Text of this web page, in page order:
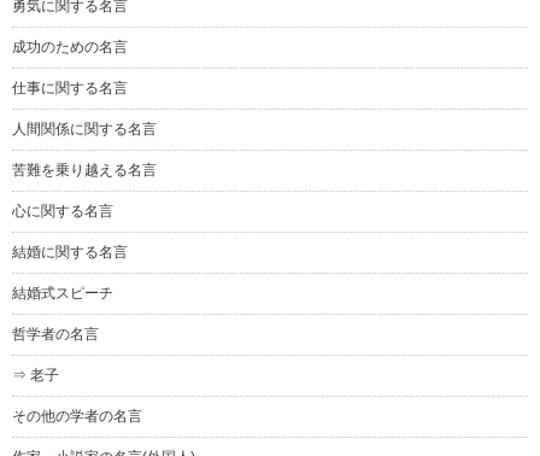
勇気に関する名言
成功のための名言
仕事に関する名言
人間関係に関する名言
苦難を乗り越える名言
心に関する名言
結婚に関する名言
結婚式スピーチ
哲学者の名言
⇒ 老子
その他の学者の名言